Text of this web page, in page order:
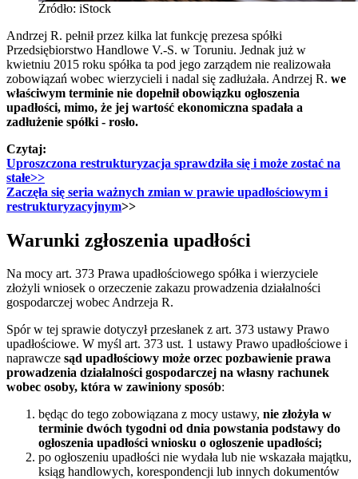
Źródło: iStock
Andrzej R. pełnił przez kilka lat funkcję prezesa spółki
Przedsiębiorstwo Handlowe V.-S. w Toruniu. Jednak już w
kwietniu 2015 roku spółka ta pod jego zarządem nie realizowała
zobowiązań wobec wierzycieli i nadal się zadłużała. Andrzej R. we
właściwym terminie nie dopełnił obowiązku ogłoszenia
upadłości, mimo, że jej wartość ekonomiczna spadała a
zadłużenie spółki - rosło.
Czytaj:
Uproszczona restrukturyzacja sprawdziła się i może zostać na
stałe>>
Zaczęła się seria ważnych zmian w prawie upadłościowym i
restrukturyzacyjnym>>
Warunki zgłoszenia upadłości
Na mocy art. 373 Prawa upadłościowego spółka i wierzyciele
złożyli wniosek o orzeczenie zakazu prowadzenia działalności
gospodarczej wobec Andrzeja R.
Spór w tej sprawie dotyczył przesłanek z art. 373 ustawy Prawo
upadłościowe. W myśl art. 373 ust. 1 ustawy Prawo upadłościowe i
naprawcze sąd upadłościowy może orzec pozbawienie prawa
prowadzenia działalności gospodarczej na własny rachunek
wobec osoby, która w zawiniony sposób:
będąc do tego zobowiązana z mocy ustawy, nie złożyła w
terminie dwóch tygodni od dnia powstania podstawy do
ogłoszenia upadłości wniosku o ogłoszenie upadłości;
po ogłoszeniu upadłości nie wydała lub nie wskazała majątku,
ksiąg handlowych, korespondencji lub innych dokumentów